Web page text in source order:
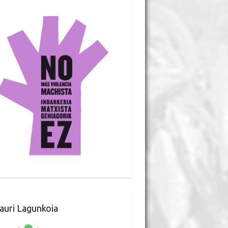
Lagunkoia